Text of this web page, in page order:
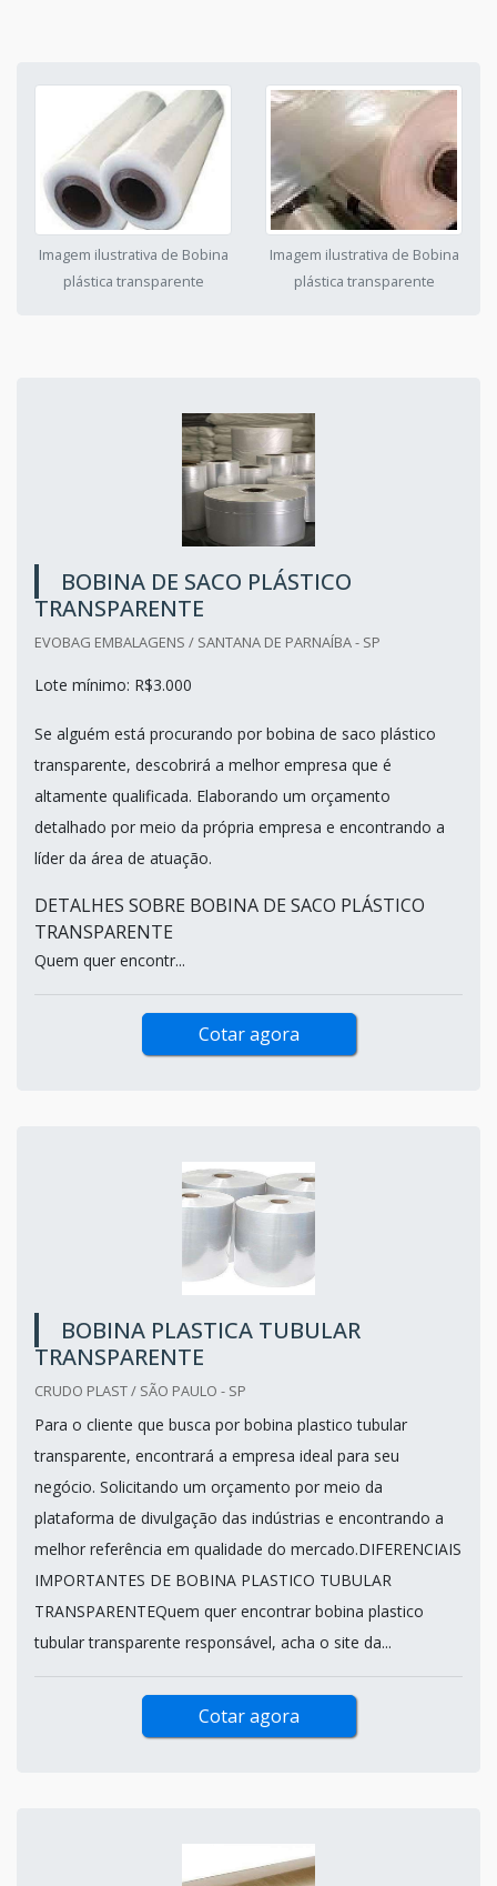
Imagem ilustrativa de Bobina
plástica transparente
Imagem ilustrativa de Bobina
plástica transparente
BOBINA DE SACO PLÁSTICO
TRANSPARENTE
EVOBAG EMBALAGENS / SANTANA DE PARNAÍBA - SP
Lote mínimo: R$3.000
Se alguém está procurando por bobina de saco plástico
transparente, descobrirá a melhor empresa que é
altamente qualificada. Elaborando um orçamento
detalhado por meio da própria empresa e encontrando a
líder da área de atuação.
DETALHES SOBRE BOBINA DE SACO PLÁSTICO
TRANSPARENTE
Quem quer encontr...
Cotar agora
BOBINA PLASTICA TUBULAR
TRANSPARENTE
CRUDO PLAST / SÃO PAULO - SP
Para o cliente que busca por bobina plastico tubular
transparente, encontrará a empresa ideal para seu
negócio. Solicitando um orçamento por meio da
plataforma de divulgação das indústrias e encontrando a
melhor referência em qualidade do mercado.DIFERENCIAIS
IMPORTANTES DE BOBINA PLASTICO TUBULAR
TRANSPARENTEQuem quer encontrar bobina plastico
tubular transparente responsável, acha o site da...
Cotar agora